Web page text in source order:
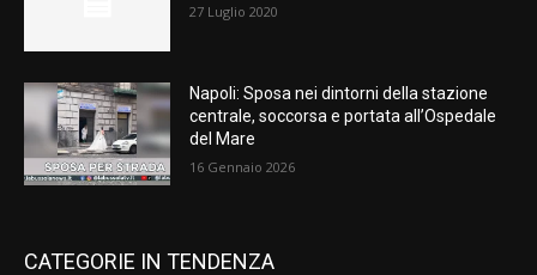
27 Luglio 2020
Napoli: Sposa nei dintorni della stazione
centrale, soccorsa e portata all’Ospedale
del Mare
16 Gennaio 2026
CATEGORIE IN TENDENZA